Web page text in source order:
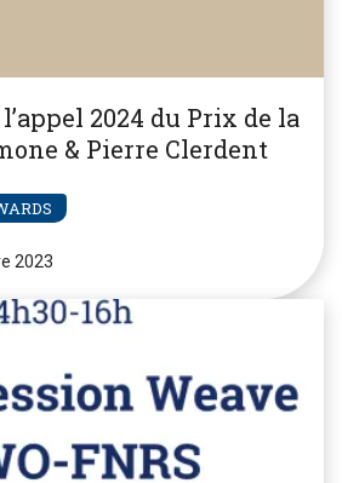
2024 du Prix de la
& Pierre Clerdent
2023